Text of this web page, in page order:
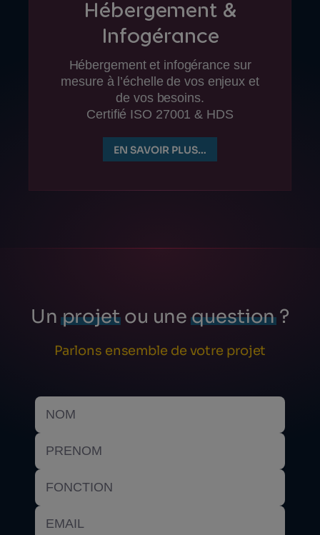
Hébergement &
Infogérance
Hébergement et infogérance sur
mesure à l’échelle de vos enjeux et
de vos besoins.
Certifié ISO 27001 & HDS
EN SAVOIR PLUS…
Unprojetou unequestion?
Parlons ensemble de votre projet